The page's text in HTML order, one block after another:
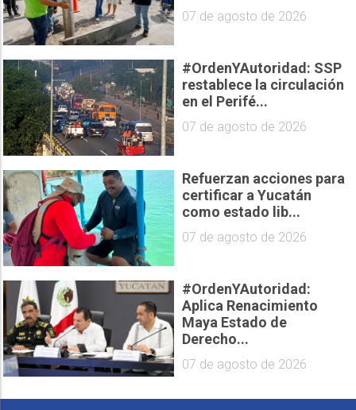
07 de agosto de 2026
#OrdenYAutoridad: SSP
restablece la circulación
en el Perifé...
07 de agosto de 2026
Refuerzan acciones para
certificar a Yucatán
como estado lib...
07 de agosto de 2026
#OrdenYAutoridad:
Aplica Renacimiento
Maya Estado de
Derecho...
07 de agosto de 2026